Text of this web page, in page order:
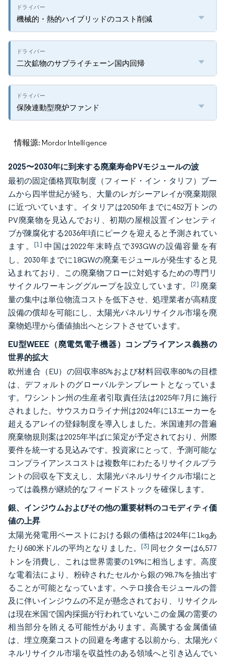
機械的・熱的ハイブリッドのコスト削減
二次鉱物のサプライチェーン国内回帰
保険連動型廃炉ファンド
情報源: Mordor Intelligence
2025〜2030年に到来する廃棄寿命PVモジュールの波
最初の固定価格買取制度（フィード・イン・タリフ）ブー
ムから四半世紀が経ち、大量のレガシーアレイが廃棄期限
に近づいています。イタリアは2050年までに452万トンの
PV廃棄物を見込んでおり、初期の屋根設置インセンティ
ブが陳腐化する2036年頃にピークを迎えると予測されてい
ます。 [1] 中国は2022年末時点で393GWの設備容量を有
し、2030年までに18GWの廃棄モジュールが発生すると見
込まれており、この廃棄物フローに対処するための専門リ
サイクルワーキンググループを設立しています。 [2] 廃棄
量の集中は単位物流コストを低下させ、処理業者が高精度
設備の償却を可能にし、太陽光パネルリサイクル市場を廃
棄物処理から価値抽出へとシフトさせています。
EU型WEEE（廃電気電子機器）コンプライアンス義務の
世界的拡大
欧州連合（EU）の回収率85%および材料回収率80%の目標
は、デフォルトのグローバルテンプレートとなっていま
す。ワシントン州の生産者引取責任法は2025年7月に施行
されました。サウスカロライナ州は2024年に13エーカーを
超えるアレイの登録制度を導入しました。米国連邦の普遍
廃棄物規則案は2025年半ばに策定が予定されており、州際
要件を統一する見込みです。投資家にとって、予測可能な
コンプライアンスコストは複数年にわたるリサイクルプラ
ントの回収を下支えし、太陽光パネルリサイクル市場にと
っては義務が継続的なフィードストックを確保します。
銀、インジウムおよびその他の重要材料のコモディティ価
値の上昇
太陽光発電用ペーストにおける銀の価格は2024年に1kgあ
たり680米ドルの平均となりました。 [3] 同セクターは6,577
トンを消費し、これは世界需要の19%に相当します。高度
な電着法により、粉砕されたセルから銀の98.7%を抽出す
ることが可能となっています。ヘテロ接合モジュールの普
及に伴いインジウムの不足が懸念されており、リサイクル
は現在米国で国内採掘が行われていないこの金属の需要の
相当部分を賄える可能性があります。高騰する金属価値
は、埋立廃棄コストの回避を考慮する以前から、太陽光パ
ネルリサイクル市場を収益性のある領域へと引き込んでい